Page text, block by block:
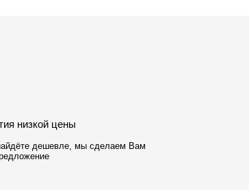
низкой цены
дешевле, мы сделаем Вам